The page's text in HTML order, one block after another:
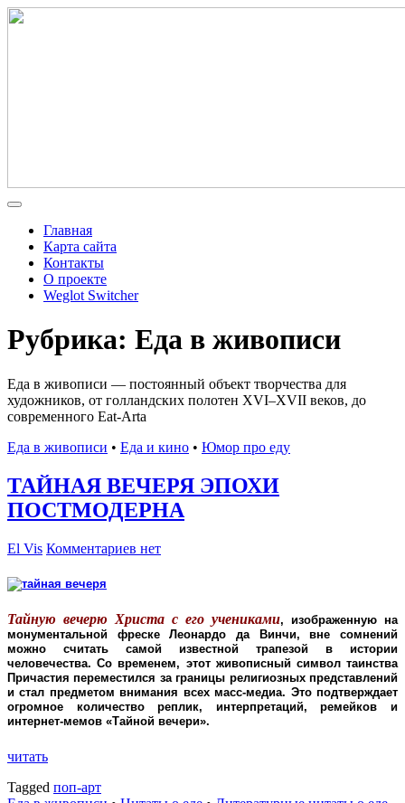
Главная
Карта сайта
Контакты
О проекте
Weglot Switcher
Рубрика: Еда в живописи
Еда в живописи — постоянный объект творчества для
художников, от голландских полотен XVI–XVII веков, до
современного Eat-Artа
Еда в живописи • Еда и кино • Юмор про еду
ТАЙНАЯ ВЕЧЕРЯ ЭПОХИ
ПОСТМОДЕРНА
El Vis Комментариев нет
Тайную вечерю Христа с его учениками, изображенную на
монументальной фреске Леонардо да Винчи, вне сомнений
можно считать самой известной трапезой в истории
человечества. Со временем, этот живописный символ таинства
Причастия переместился за границы религиозных представлений
и стал предметом внимания всех масс-медиа. Это подтверждает
огромное количество реплик, интерпретаций, ремейков и
интернет-мемов «Тайной вечери».
читать
Tagged поп-арт